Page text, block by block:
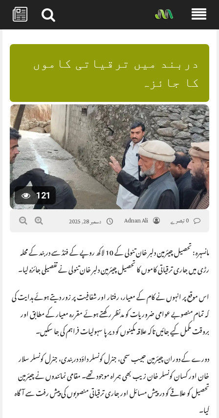
content
دربند میں ترقیاتی کاموں
کا جائزہ
121
Adnan Ali دسمبر 28, 2025
مانسہرہ : تحصیل چیئرمین دلبر خان تنولی کے 10 لاکھ روپے کے فنڈ سے دربند کے محلہ
رڑی میں جاری ترقیاتی کاموں کا تحصیل چیئرمین دلبر خان تنولی نے تفصیلی جائزہ لیا۔
اس موقع پر انہوں نے کام کے معیار، رفتار اور شفافیت پر زور دیتے ہوئے ہدایت کی
کہ تمام منصوبے عوامی ضروریات کو مدنظر رکھتے ہوئے مقررہ معیار کے مطابق اور
بروقت مکمل کیے جائیں تاکہ علاقہ مکینوں کو دیرپا سہولیات فراہم کی جا سکیں۔
دورے کے دوران چیئرمین حبیب سحی، جنرل کونسلر داؤد دربندی، جنرل کونسلر سلار
خان اور کسان کونسلر خان زیب بھی ہمراہ موجود تھے۔ مقامی نمائندوں نے چیئرمین
تحصیل کو علاقے کو درپیش مسائل اور جاری ترقیاتی منصوبوں کی پیش رفت سے آگاہ
کیا۔